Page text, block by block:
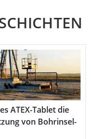
Tablet die
von Bohrinsel-